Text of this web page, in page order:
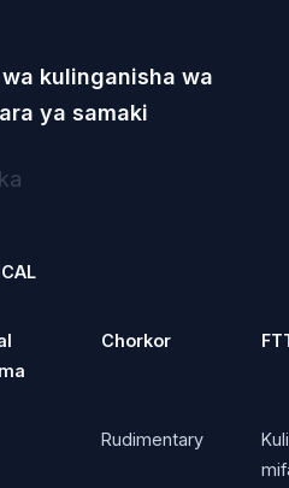
kulinganisha wa
ya samaki
Chorkor
Rudimentary